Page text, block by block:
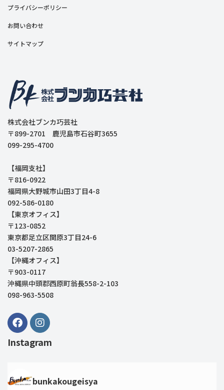
プライバシーポリシー
お問い合わせ
サイトマップ
株式会社ブンカ巧芸社
〒899-2701 鹿児島市石谷町3655
099-295-4700
【福岡支社】
〒816-0922
福岡県大野城市山田3丁目4-8
092-586-0180
【東京オフィス】
〒123-0852
東京都足立区関原3丁目24-6
03-5207-2865
【沖縄オフィス】
〒903-0117
沖縄県中頭郡西原町翁長558-2-103
098-963-5508
Instagram
bunkakougeisya